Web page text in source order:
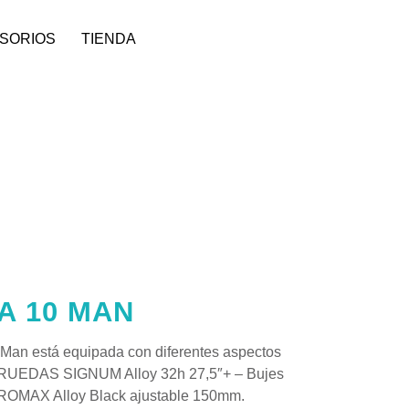
TIENDA
10 MAN
está equipada con diferentes aspectos
SIGNUM Alloy 32h 27,5″+ – Bujes
Alloy Black ajustable 150mm.